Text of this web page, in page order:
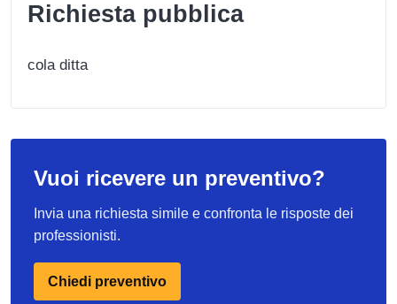
Richiesta pubblica
cola ditta
Vuoi ricevere un preventivo?
Invia una richiesta simile e confronta le risposte dei
professionisti.
Chiedi preventivo